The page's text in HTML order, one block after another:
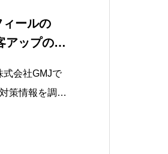
ィールの
アップの秘
式会社GMJで
策情報を調査